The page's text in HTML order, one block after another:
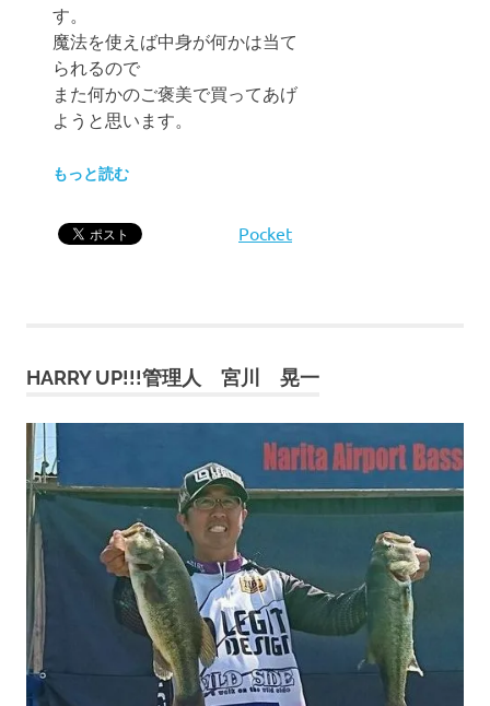
す。
魔法を使えば中身が何かは当て
られるので
また何かのご褒美で買ってあげ
ようと思います。
もっと読む
Pocket
HARRY UP!!!管理人 宮川 晃一